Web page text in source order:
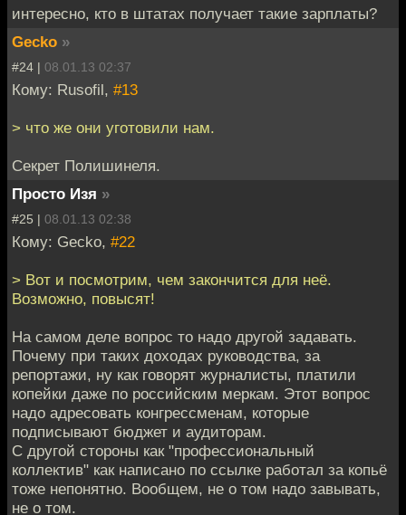
интересно, кто в штатах получает такие зарплаты?
Gecko »
#24 | 08.01.13 02:37
Кому: Rusofil, #13
> что же они уготовили нам.
Секрет Полишинеля.
Просто Изя »
#25 | 08.01.13 02:38
Кому: Gecko, #22
> Вот и посмотрим, чем закончится для неё.
Возможно, повысят!
На самом деле вопрос то надо другой задавать.
Почему при таких доходах руководства, за
репортажи, ну как говорят журналисты, платили
копейки даже по российским меркам. Этот вопрос
надо адресовать конгрессменам, которые
подписывают бюджет и аудиторам.
С другой стороны как "профессиональный
коллектив" как написано по ссылке работал за копьё
тоже непонятно. Вообщем, не о том надо завывать,
не о том.